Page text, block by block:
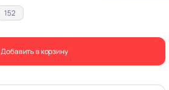
152
Добавить в корзину